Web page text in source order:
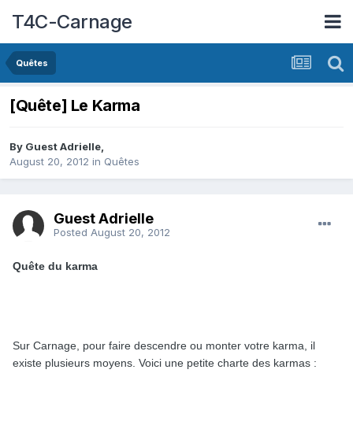
T4C-Carnage
Quêtes
[Quête] Le Karma
By Guest Adrielle,
August 20, 2012 in Quêtes
Guest Adrielle
Posted August 20, 2012
Quête du karma
Sur Carnage, pour faire descendre ou monter votre karma, il
existe plusieurs moyens. Voici une petite charte des karmas :